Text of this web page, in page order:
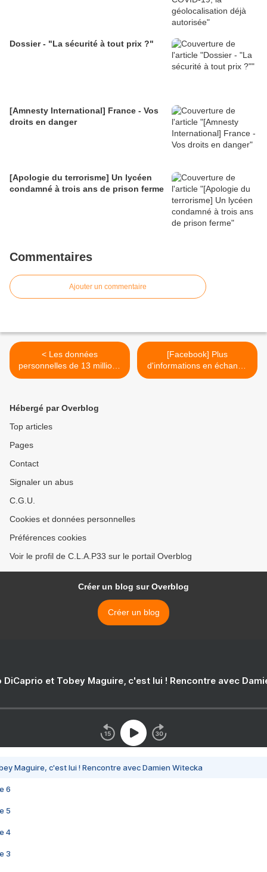
Dossier - "La sécurité à tout prix ?"
[Amnesty International] France - Vos
droits en danger
[Apologie du terrorisme] Un lycéen
condamné à trois ans de prison ferme
Commentaires
Ajouter un commentaire
< Les données
personnelles de 13 millions
d'utilisateurs de MacKeeper
[Facebook] Plus
d'informations en échange
de l'anonymat >
Hébergé par Overblog
Top articles
Pages
Contact
Signaler un abus
C.G.U.
Cookies et données personnelles
Préférences cookies
Voir le profil de C.L.A.P33 sur le portail Overblog
Créer un blog sur Overblog
Créer un blog
DiCaprio et Tobey Maguire, c'est lui ! Rencontre avec
Maguire, c'est lui ! Rencontre avec Damien Witecka
6
5
4
3